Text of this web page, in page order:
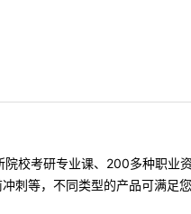
校考研专业课、200多种职业
刺等，不同类型的产品可满足